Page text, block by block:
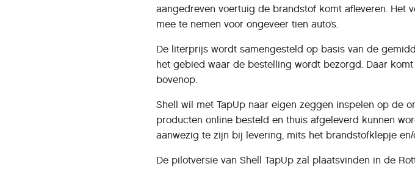
aangedreven voertuig de brandstof komt afleveren. Het
mee te nemen voor ongeveer tien auto’s.
De literprijs wordt samengesteld op basis van de
het gebied waar de bestelling wordt bezorgd. Daar
bovenop.
Shell wil met TapUp naar eigen zeggen inspelen op de
producten online besteld en thuis afgeleverd kunnen
aanwezig te zijn bij levering, mits het brandstofklepje
De pilotversie van Shell TapUp zal plaatsvinden in de